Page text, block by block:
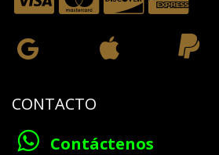
CONTACTO
Contáctenos